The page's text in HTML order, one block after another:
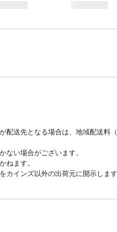
配送先となる場合は、地域配送
ない場合がございます。
ねます。
カインズ以外の出荷元に開示しま